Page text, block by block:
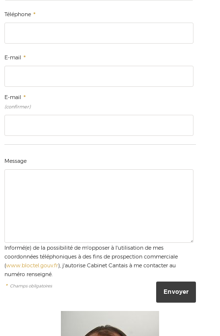
Téléphone *
E-mail *
E-mail *
(confirmer)
Message
Informé(e) de la possibilité de m'opposer à l'utilisation de mes
coordonnées téléphoniques à des fins de prospection commerciale
(www.bloctel.gouv.fr), j'autorise Cabinet Cantais à me contacter au
numéro renseigné.
* Champs obligatoires